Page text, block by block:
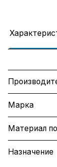
Марка
Материал
Назначение